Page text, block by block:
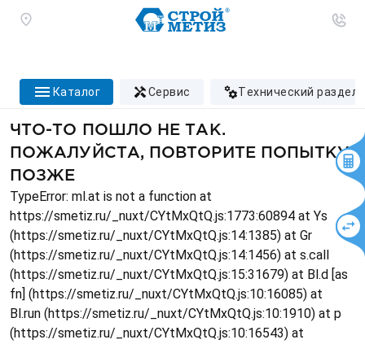
каталог сервис технический раздел
ЧТО-ТО ПОШЛО НЕ ТАК.
ПОЖАЛУЙСТА, ПОВТОРИТЕ ПОПЫТКУ
ПОЗЖЕ
TypeError: ml.at is not a function at
https://smetiz.ru/_nuxt/CYtMxQtQ.js:1773:60894 at Ys
(https://smetiz.ru/_nuxt/CYtMxQtQ.js:14:1385) at Gr
(https://smetiz.ru/_nuxt/CYtMxQtQ.js:14:1456) at s.call
(https://smetiz.ru/_nuxt/CYtMxQtQ.js:15:31679) at Bl.d [as
fn] (https://smetiz.ru/_nuxt/CYtMxQtQ.js:10:16085) at
Bl.run (https://smetiz.ru/_nuxt/CYtMxQtQ.js:10:1910) at p
(https://smetiz.ru/_nuxt/CYtMxQtQ.js:10:16543) at